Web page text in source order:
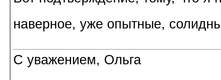
наверное, уже опытные,
С уважением, Ольга